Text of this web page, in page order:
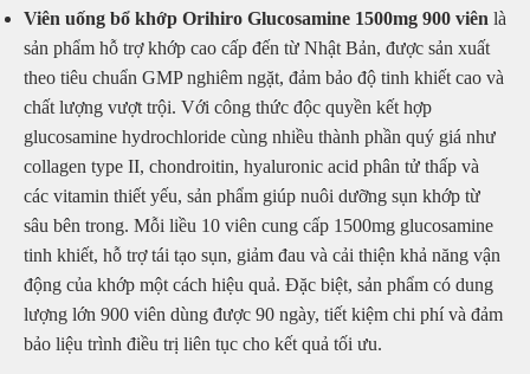
Viên uống bổ khớp Orihiro Glucosamine 1500mg 900 viên là
sản phẩm hỗ trợ khớp cao cấp đến từ Nhật Bản, được sản xuất
theo tiêu chuẩn GMP nghiêm ngặt, đảm bảo độ tinh khiết cao và
chất lượng vượt trội. Với công thức độc quyền kết hợp
glucosamine hydrochloride cùng nhiều thành phần quý giá như
collagen type II, chondroitin, hyaluronic acid phân tử thấp và
các vitamin thiết yếu, sản phẩm giúp nuôi dưỡng sụn khớp từ
sâu bên trong. Mỗi liều 10 viên cung cấp 1500mg glucosamine
tinh khiết, hỗ trợ tái tạo sụn, giảm đau và cải thiện khả năng vận
động của khớp một cách hiệu quả. Đặc biệt, sản phẩm có dung
lượng lớn 900 viên dùng được 90 ngày, tiết kiệm chi phí và đảm
bảo liệu trình điều trị liên tục cho kết quả tối ưu.